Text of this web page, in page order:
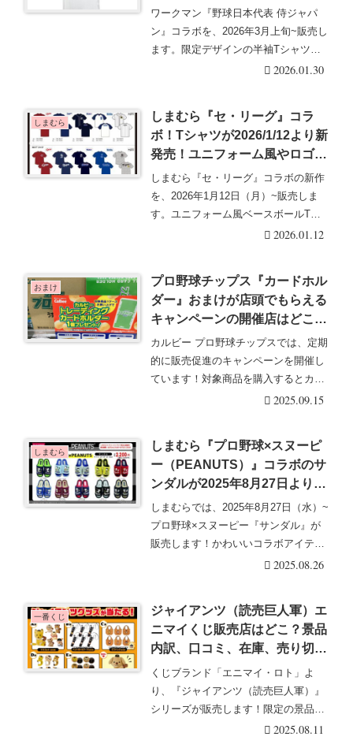
オルが2026年3月より新発売！
口コミ、売り切れ、入荷数、販
売方法、再販売まとめ！
ワークマン『野球日本代表 侍ジャパ
ン』コラボを、2026年3月上旬~販売し
ます。限定デザインの半袖Tシャツ、
クールポンチ・・・続きを読む2026.01.30
しまむら
しまむら『セ・リーグ』コラ
ボ！Tシャツが2026/1/12より新
発売！ユニフォーム風やロゴデ
ザイン！ベビー・キッズ・メン
ズサイズ展開！プロ野球グッ
ズ！
しまむら『セ・リーグ』コラボの新作
を、2026年1月12日（月）~販売しま
す。ユニフォーム風ベースボールTシ
ャツがライン・・・続きを読む2026.01.12
おまけ
プロ野球チップス『カードホル
ダー』おまけが店頭でもらえる
キャンペーンの開催店はどこ？
限定ノベルティが箱買いでもら
える！
カルビー プロ野球チップスでは、定期
的に販売促進のキャンペーンを開催し
ています！対象商品を購入するとカー
ドホルダーのおま・・・続きを読む
2025.09.15
しまむら
しまむら『プロ野球×スヌーピ
ー（PEANUTS）』コラボのサ
ンダルが2025年8月27日より新
発売！各球団デザイン！品番、
種類、販売方法販、再販まと
め！店頭販売は？
しまむらでは、2025年8月27日（水）~
プロ野球×スヌーピー『サンダル』が
販売します！かわいいコラボアイテム
でオススメ・・・続きを読む2025.08.26
一番くじ
ジャイアンツ（読売巨人軍）エ
ニマイくじ販売店はどこ？景品
内訳、口コミ、在庫、売り切れ
まとめ！セブンイレブンの一部
店舗で2025/8/1より新発売！ナ
オキツネ、ライオンハヤト、シ
ョウキリン、オオシーサー、オ
くじブランド「エニマイ・ロト」よ
り、『ジャイアンツ（読売巨人軍）』
シリーズが販売します！限定の景品で
ファン必見！エニマイ・・・続きを読
2025.08.11